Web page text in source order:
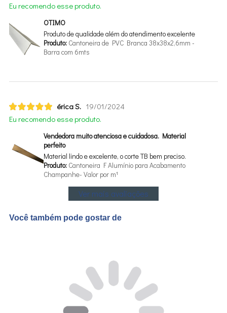
Eu recomendo esse produto.
OTIMO
Produto de qualidade além do atendimento excelente
Produto:Cantoneira de PVC Branca 38x38x2,6mm -
Barra com 6mts
érica S. 19/01/2024
Eu recomendo esse produto.
Vendedora muito atenciosa e cuidadosa. Material
perfeito
Material lindo e excelente, o corte TB bem preciso.
Produto:Cantoneira F Alumínio para Acabamento
Champanhe- Valor por m¹
Ver mais avaliações
Você também pode gostar de